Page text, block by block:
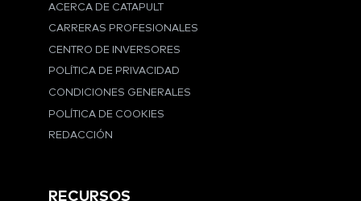
ACERCA DE CATAPULT
CARRERAS PROFESIONALES
CENTRO DE INVERSORES
POLÍTICA DE PRIVACIDAD
CONDICIONES GENERALES
POLÍTICA DE COOKIES
REDACCIÓN
RECURSOS